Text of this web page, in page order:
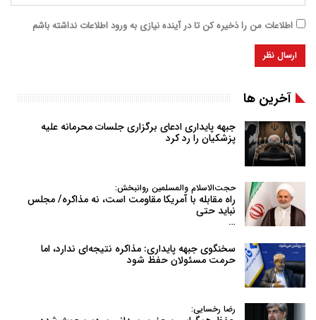
اطلاعات من را ذخیره کن تا در آینده نیازی به ورود اطلاعات نداشته باشم
آخرین ها
جبهه پایداری ادعای برگزاری جلسات محرمانه علیه
پزشکیان را رد کرد
حجت‌الاسلام والمسلمین روانبخش:
راه مقابله با آمریکا مقاومت است، نه مذاکره/ مجلس
نباید حتی
…
سخنگوی جبهه پایداری: مذاکره نتیجه‌ای ندارد، اما
حرمت مسئولان حفظ شود
رضا رخسایی: